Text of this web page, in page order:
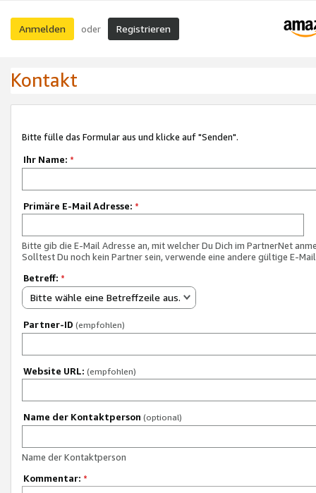
Anmelden oder Registrieren
Kontakt
Bitte fülle das Formular aus und klicke auf "Senden".
Ihr Name: *
Primäre E-Mail Adresse: *
Bitte gib die E-Mail Adresse an, mit welcher Du Dich im PartnerNet
Solltest Du noch kein Partner sein, verwende eine andere gültige E-
Betreff: *
Bitte wähle eine Betreffzeile aus.
Partner-ID (empfohlen)
Website URL: (empfohlen)
Name der Kontaktperson (optional)
Name der Kontaktperson
Kommentar: *